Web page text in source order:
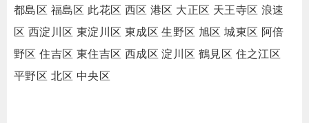
都島区 福島区 此花区 西区 港区 大正区 天王寺区 浪速
区 西淀川区 東淀川区 東成区 生野区 旭区 城東区 阿倍
野区 住吉区 東住吉区 西成区 淀川区 鶴見区 住之江区
平野区 北区 中央区